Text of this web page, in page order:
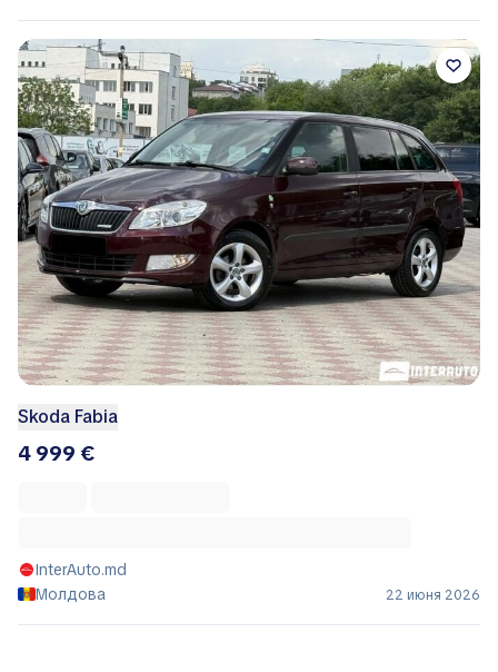
Skoda Fabia
4 999 €
InterAuto.md
Молдова
22 июня 2026